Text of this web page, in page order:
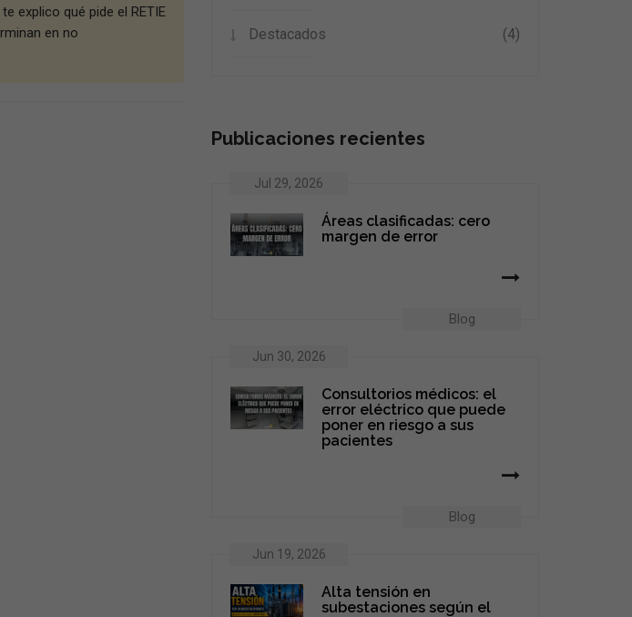
explico qué pide el RETIE
en no
Destacados (4)
Publicaciones recientes
Jul 29, 2026
Blog
Áreas clasificadas: cero
margen de error
Jun 30, 2026
Blog
Consultorios médicos: el
error eléctrico que puede
poner en riesgo a sus
pacientes
Jun 19, 2026
Alta tensión en
subestaciones según el